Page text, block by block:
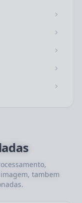
tambem